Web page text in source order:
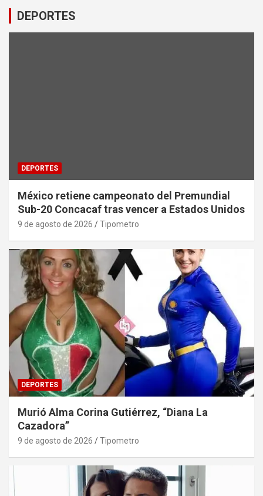
DEPORTES
DEPORTES
México retiene campeonato del Premundial
Sub-20 Concacaf tras vencer a Estados Unidos
9 de agosto de 2026 Tipometro
DEPORTES
Murió Alma Corina Gutiérrez, “Diana La
Cazadora”
9 de agosto de 2026 Tipometro